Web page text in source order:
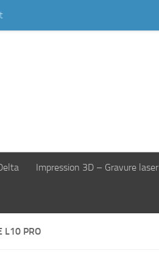
Impression 3D – Gravure laser
L10 PRO